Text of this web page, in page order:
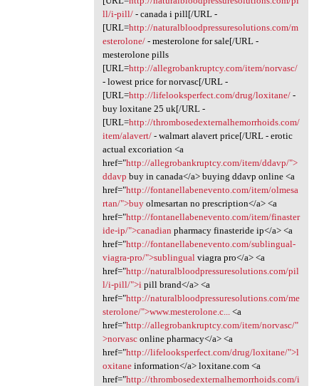
ll/i-pill/- canada i pill[/URL -
[URL=http://naturalbloodpressuresolutions.com/m
esterolone/- mesterolone for sale[/URL -
mesterolone pills
[URL=http://allegrobankruptcy.com/item/norvasc/
- lowest price for norvasc[/URL -
[URL=http://lifelooksperfect.com/drug/loxitane/-
buy loxitane 25 uk[/URL -
[URL=http://thrombosedexternalhemorrhoids.com/
item/alavert/- walmart alavert price[/URL - erotic
actual excoriation <a
href="http://allegrobankruptcy.com/item/ddavp/">
ddavp buy in canada</a> buying ddavp online <a
href="http://fontanellabenevento.com/item/olmesa
rtan/">buyolmesartan no prescription</a> <a
href="http://fontanellabenevento.com/item/finaster
ide-ip/">canadian pharmacy finasteride ip</a> <a
href="http://fontanellabenevento.com/sublingual-
viagra-pro/">sublingual viagra pro</a> <a
href="http://naturalbloodpressuresolutions.com/pil
l/i-pill/">i pill brand</a> <a
href="http://naturalbloodpressuresolutions.com/me
sterolone/">www.mesterolone.c...
<a
href="http://allegrobankruptcy.com/item/norvasc/"
>norvasconline pharmacy</a> <a
href="http://lifelooksperfect.com/drug/loxitane/">l
oxitaneinformation</a> loxitane.com <a
href="http://thrombosedexternalhemorrhoids.com/i